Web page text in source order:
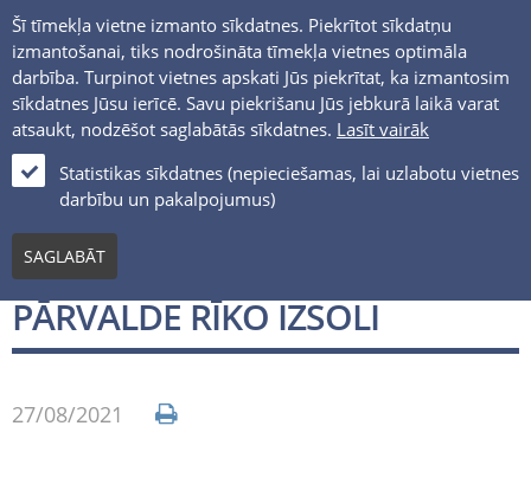
Šī tīmekļa vietne izmanto sīkdatnes. Piekrītot sīkdatņu
izmantošanai, tiks nodrošināta tīmekļa vietnes optimāla
darbība. Turpinot vietnes apskati Jūs piekrītat, ka izmantosim
sīkdatnes Jūsu ierīcē. Savu piekrišanu Jūs jebkurā laikā varat
atsaukt, nodzēšot saglabātās sīkdatnes. Lasīt vairāk
Statistikas sīkdatnes (nepieciešamas, lai uzlabotu vietnes
darbību un pakalpojumus)
SAGLABĀT
Jaunumi un notikumi
VENTSPILS BRĪVOSTAS
PĀRVALDE RĪKO IZSOLI
27/08/2021